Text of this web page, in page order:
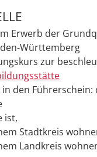
Erwerb der
Württemberg
zur
den
ist,
Stadtkreis
Landkreis